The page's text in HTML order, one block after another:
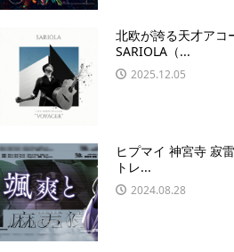
北欧が誇る天才アコ
SARIOLA（...
2025.12.05
ヒプマイ 神宮寺 寂
トレ...
2024.08.28